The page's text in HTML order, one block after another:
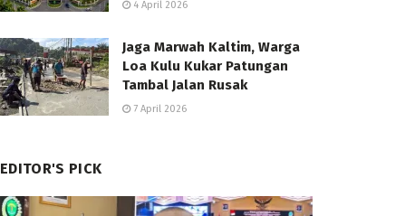
4 April 2026
Jaga Marwah Kaltim, Warga
Loa Kulu Kukar Patungan
Tambal Jalan Rusak
7 April 2026
EDITOR'S PICK